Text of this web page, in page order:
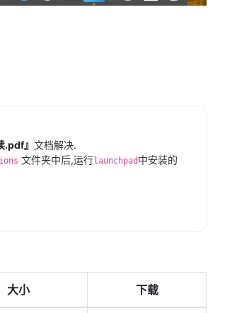
.pdf』 文档解决.
文件夹中后,运行launchpad 中安装的
大小 下载